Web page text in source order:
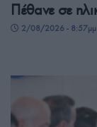
Πέθανε σε
2/08/2026 - 8:57μμ